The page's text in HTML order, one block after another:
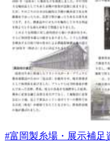
#富岡製糸場・展示補足